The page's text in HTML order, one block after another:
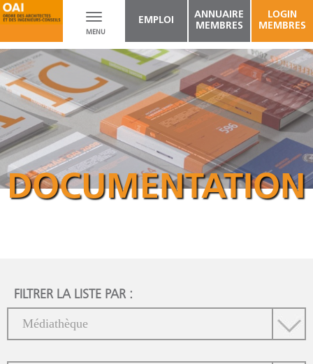
Toggle
navigation
MENU
EMPLOI
ANNUAIRE
MEMBRES
LOGIN
MEMBRES
DOCUMENTATION
FILTRER LA LISTE PAR :